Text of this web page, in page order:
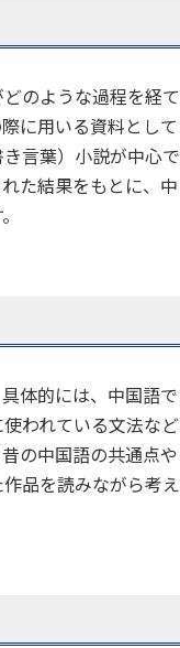
のような過程を経て
に用いる資料として
言葉）小説が中心で
た結果をもとに、中
体的には、中国語で
われている文法など
の中国語の共通点や
品を読みながら考え